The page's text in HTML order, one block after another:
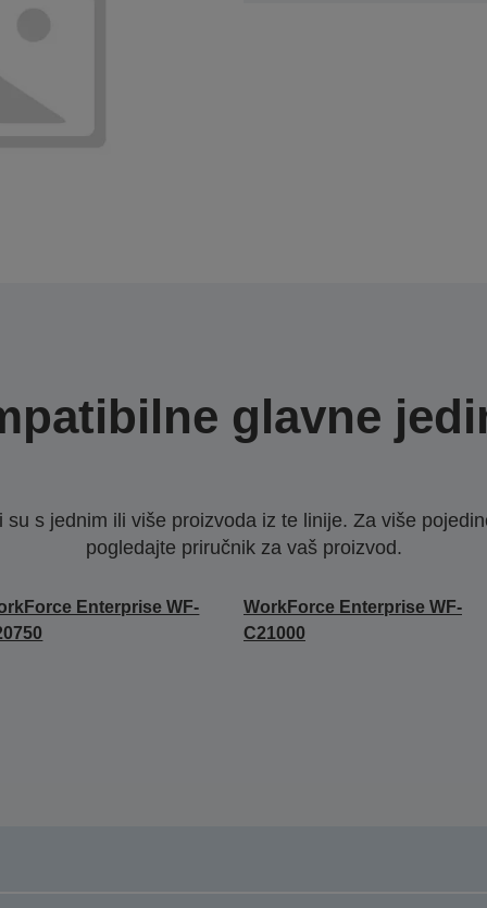
glavne
s jednim ili više proizvoda iz te linije. Za više
pogledajte priručnik za vaš proizvod.
Enterprise WF-
WorkForce Enterprise WF-
C21000